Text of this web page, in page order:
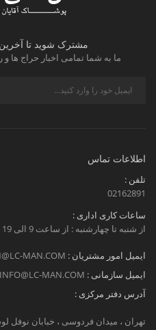
مشترک شوید تا آخرین
ما به شما تمامی اخبار حراج ها و
اطلاعات تماس
تلفن :
02162891
ساعات کاری اداری :
از شنبه تا چهارشنبه : از ساعت 9 الی 19
ایمیل امور مشتریان : MAN.COM
ایمیل سازمانی : INFO@LC-MAN.COM
آدرس دفتر مرکزی :
تهران ، میدان فردوسی ، خبابان نوفل